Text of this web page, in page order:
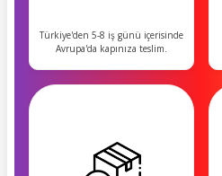
Türkiye'den 5-8 iş günü içerisinde
Avrupa'da kapınıza teslim.